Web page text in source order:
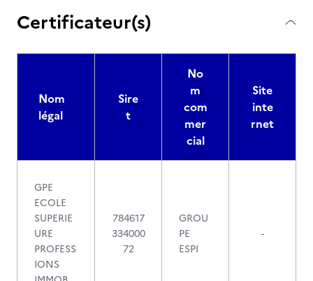
Certificateur(s)
Nom
légal
Sire
t
No
m
com
mer
cial
Site
inte
rnet
GPE
ECOLE
SUPERIE
URE
PROFESS
IONS
784617
334000
72
GROU
PE
ESPI
-